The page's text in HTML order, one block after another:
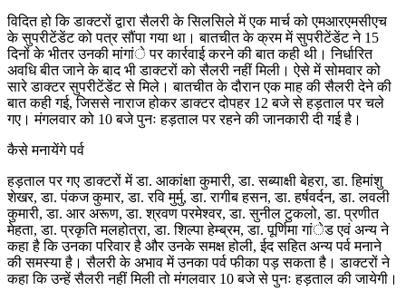
विदित हो कि डाक्टरों द्वारा सैलरी के सिलसिले में एक मार्च को एमआरएमसीएच
के सुपरीटेंडेंट को पत्र सौंपा गया था। बातचीत के क्रम में सुपरीटेंडेंट ने 15
दिनों के भीतर उनकी मांगांे पर कार्रवाई करने की बात कही थी। निर्धारित
अवधि बीत जाने के बाद भी डाक्टरों को सैलरी नहीं मिली। ऐसे में सोमवार को
सारे डाक्टर सुपरीटेंडेंट से मिले। बातचीत के दौरान एक माह की सैलरी देने की
बात कही गई, जिससे नाराज होकर डाक्टर दोपहर 12 बजे से हड़ताल पर चले
गए। मंगलवार को 10 बजे पुनः हड़ताल पर रहने की जानकारी दी गई है।
कैसे मनायेंगे पर्व
हड़ताल पर गए डाक्टरों में डा. आकांक्षा कुमारी, डा. सब्याक्षी बेहरा, डा. हिमांशु
शेखर, डा. पंकज कुमार, डा. रवि मुर्मु, डा. रागीब हसन, डा. हर्षवर्दन, डा. लवली
कुमारी, डा. आर अरूण, डा. श्रवण परमेश्वर, डा. सुनील टुकलो, डा. प्रणीत
मेहता, डा. प्रकृति मलहोत्रा, डा. शिल्पा हेम्ब्रम, डा. पूर्णिमा गांेड एवं अन्य ने
कहा है कि उनका परिवार है और उनके समक्ष होली, ईद सहित अन्य पर्व मनाने
की समस्या है। सैलरी के अभाव में उनका पर्व फीका पड़ सकता है। डाक्टरों ने
कहा कि उन्हें सैलरी नहीं मिली तो मंगलवार 10 बजे से पुनः हड़ताल की जायेगी।